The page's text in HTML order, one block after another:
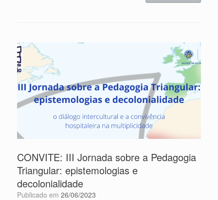
CONVITE: III Jornada sobre a Pedagogia
Triangular: epistemologias e
decolonialidade
Publicado em 26/06/2023